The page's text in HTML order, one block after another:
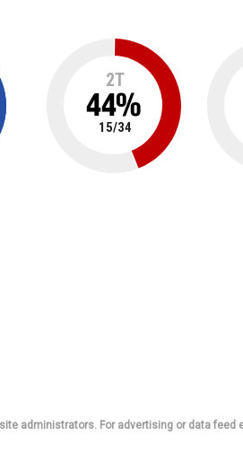
2T
44%
15/34
administrators. For advertising or data feed